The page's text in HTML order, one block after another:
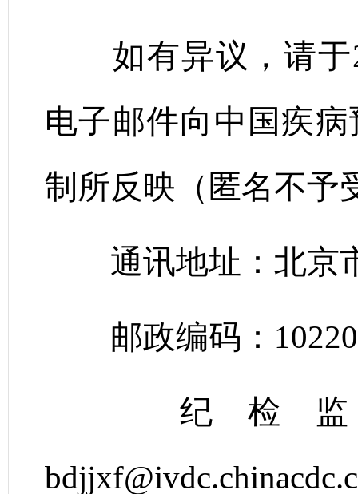
如有异议，请于
电子邮件向中国疾
制所反映（匿名不予
通讯地址：北京
邮政编码：
纪检监